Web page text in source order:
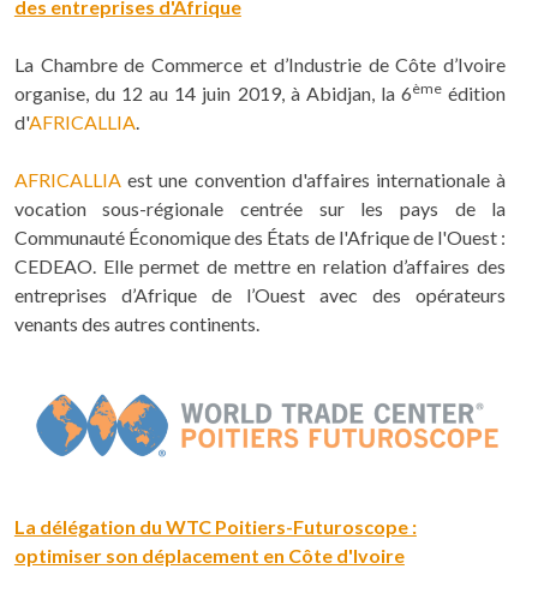
des entreprises d'Afrique
La Chambre de Commerce et d’Industrie de Côte d’Ivoire
organise, du 12 au 14 juin 2019, à Abidjan, la 6ème édition
d'AFRICALLIA
AFRICALLIA est une convention d'affaires internationale à
vocation sous-régionale centrée sur les pays de la
Communauté Économique des États de l'Afrique de l'Ouest :
CEDEAO. Elle permet de mettre en relation d’affaires des
entreprises d’Afrique de l’Ouest avec des opérateurs
venants des autres continents.
La délégation du WTC Poitiers-Futuroscope :
optimiser son déplacement en Côte d'Ivoire